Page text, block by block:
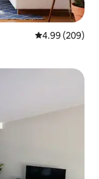
Calificación
4.99 (209)